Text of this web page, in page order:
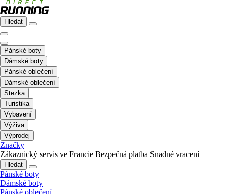
Hledat
Pánské boty
Dámské boty
Pánské oblečení
Dámské oblečení
Stezka
Turistika
Vybavení
Výživa
Výprodej
Značky
Zákaznický servis ve Francie Bezpečná platba Snadné vracení
Hledat
Pánské boty
Dámské boty
Pánské oblečení